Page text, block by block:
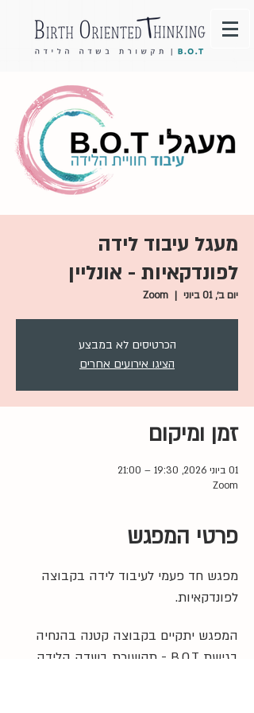
מעגל עיבוד לידה
לפונדקאיות - אונליין
יום ב׳, 01 ביוני
  |
Zoom
הכרטיסים לא במבצע
הציגו אירועים אחרים
זמן ומיקום
01 ביוני 2026, 19:30 – 21:00
Zoom
פרטי המפגש
מפגש חד פעמי לעיבוד לידה בקבוצה
לפונדקאיות.
המפגש יתקיים בקבוצה קטנה בהנחיה
בגישת B.O.T - תקשורת בשדה הלידה.